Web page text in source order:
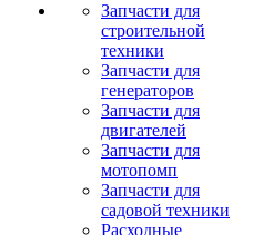
Запчасти для
строительной
техники
Запчасти для
генераторов
Запчасти для
двигателей
Запчасти для
мотопомп
Запчасти для
садовой техники
Расходные